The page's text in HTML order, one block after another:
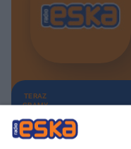
TERAZ
GRAMY